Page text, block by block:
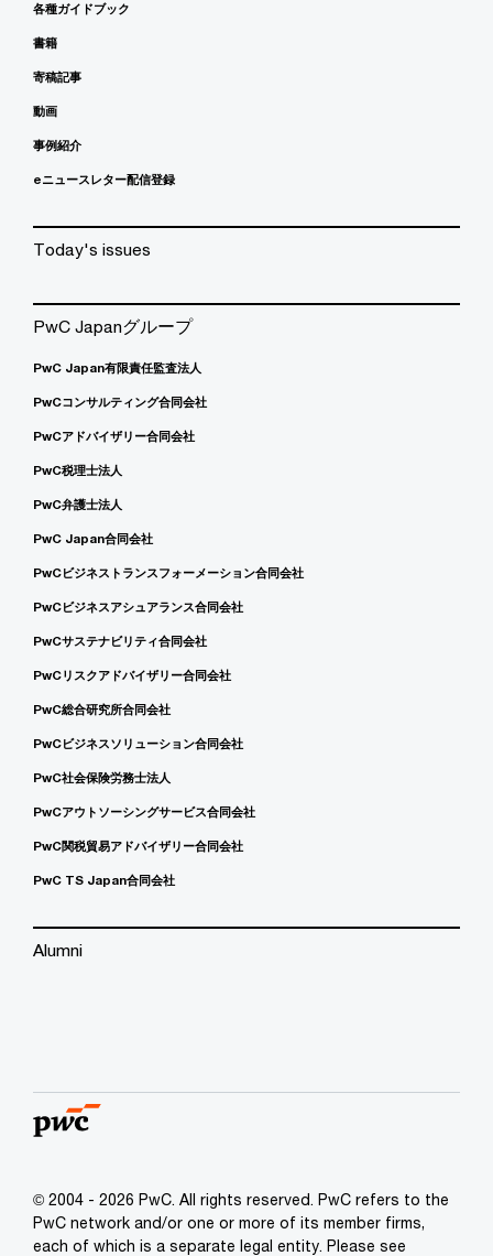
各種ガイドブック
書籍
寄稿記事
動画
事例紹介
eニュースレター配信登録
Today's issues
PwC Japanグループ
PwC Japan有限責任監査法人
PwCコンサルティング合同会社
PwCアドバイザリー合同会社
PwC税理士法人
PwC弁護士法人
PwC Japan合同会社
PwCビジネストランスフォーメーション合同会社
PwCビジネスアシュアランス合同会社
PwCサステナビリティ合同会社
PwCリスクアドバイザリー合同会社
PwC総合研究所合同会社
PwCビジネスソリューション合同会社
PwC社会保険労務士法人
PwCアウトソーシングサービス合同会社
PwC関税貿易アドバイザリー合同会社
PwC TS Japan合同会社
Alumni
© 2004 - 2026 PwC. All rights reserved. PwC refers to the
PwC network and/or one or more of its member firms,
each of which is a separate legal entity. Please see